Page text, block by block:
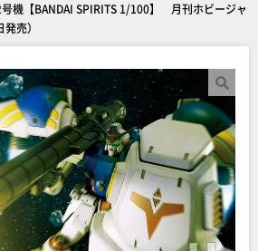
号機【BANDAI SPIRITS 1/100】 月刊ホビージャ
売）